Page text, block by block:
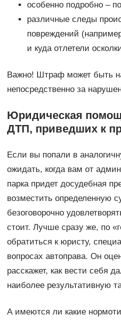
особенно подробно –
различные следы
повреждений
и куда отлетели
Важно! Штраф может быть
непосредственно за
Юридическая
ДТП, приведших к
Если вы попали в
ожидать, когда вам от
парка придет досудебная
возместить определенную
безоговорочно
стоит. Лучше сразу же, по
обратиться к юристу,
вопросах автоправа. Он
расскажет, как вести себя
наиболее результативную
А имеются ли какие